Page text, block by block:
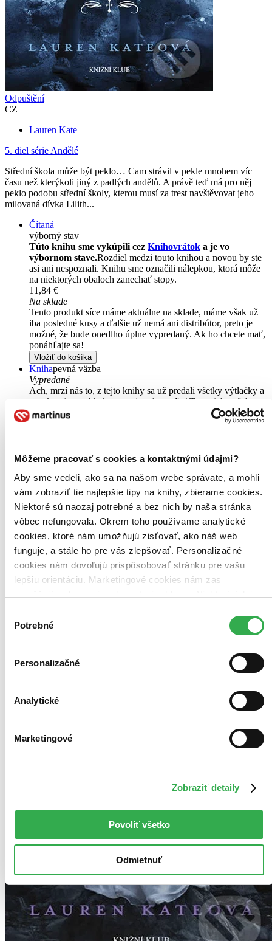
Môžeme pracovať s cookies a kontaktnými údajmi?
Aby sme vedeli, ako sa na našom webe správate, a mohli
vám zobraziť tie najlepšie tipy na knihy, zbierame cookies.
Niektoré sú naozaj potrebné a bez nich by naša stránka
vôbec nefungovala. Okrem toho používame analytické
cookies, ktoré nám umožňujú zisťovať, ako náš web
funguje, a stále ho pre vás zlepšovať. Personalizačné
cookies nám dovoľujú prispôsobovať stránku pre vašu
lepšiu orientáciu. Marketingové cookies nám zas
keby sme mohli používať všetky tieto cookies. Ďakujeme!
súhlasu
Potrebné
Personalizačné
Analytické
Marketingové
Zobraziť detaily
Povoliť všetko
Odmietnuť
Odpuštění
CZ
Lauren Kate
5. diel série Andělé
Střední škola může být peklo… Cam strávil v pekle mnohem víc
času než kterýkoli jiný z padlých andělů. A právě teď má pro něj
peklo podobu střední školy, kterou musí za trest navštěvovat jeho
milovaná dívka Lilith...
Čítaná
výborný stav
Túto knihu sme vykúpili cez Knihovrátok a je vo
výbornom stave.Rozdiel medzi touto knihou a novou by ste
asi ani nespoznali. Knihu sme označili nálepkou, ktorá môže
na niektorých obaloch zanechať stopy.
11,84 €
Na sklade
Tento produkt síce máme aktuálne na sklade, máme však už
iba posledné kusy a ďalšie už nemá ani distribútor, preto je
možné, že bude onedlho úplne vypredaný. Ak ho chcete mať,
ponáhľajte sa!
Vložiť do košíka
Knihapevná väzba
Vypredané
Ach, mrzí nás to, z tejto knihy sa už predali všetky výtlačky a
nemáme ju na sklade my ani vydavateľ :( Teoreticky však
môžete mať šťastie v niektorých iných obchodoch, ktoré ešte
Pridať do zoznamu
Predaj skončil
vypršala. Nemôžeme ho už bohužiaľ predávať :-(
Pridať do zoznamu
Ďalšie formáty